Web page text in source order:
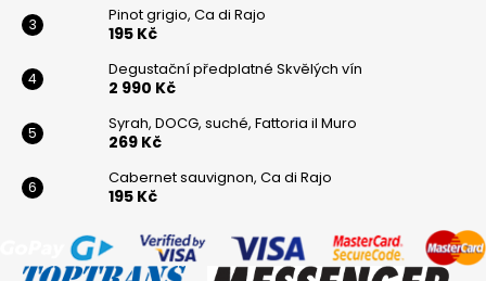
Pinot grigio, Ca di Rajo
195 Kč
Degustační předplatné Skvělých vín
2 990 Kč
Syrah, DOCG, suché, Fattoria il Muro
269 Kč
Cabernet sauvignon, Ca di Rajo
195 Kč